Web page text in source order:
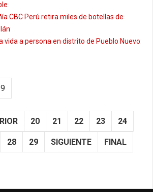
CBC Perú retira miles de botellas de
vida a persona en distrito de Pueblo Nuevo
20 21 22 23 24
28 29 SIGUIENTE FINAL